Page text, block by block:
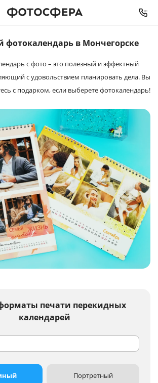
фотокалендарь в Мончегорске
с фото – это полезный и эффектный
с удовольствием планировать дела. Вы
с подарком, если выберете фотокалендарь!
печати перекидных
календарей
Портретный